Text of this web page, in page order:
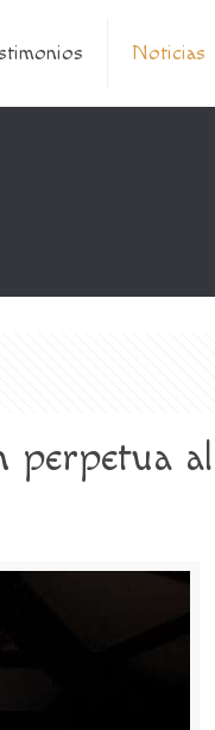
Noticias
perpetua al